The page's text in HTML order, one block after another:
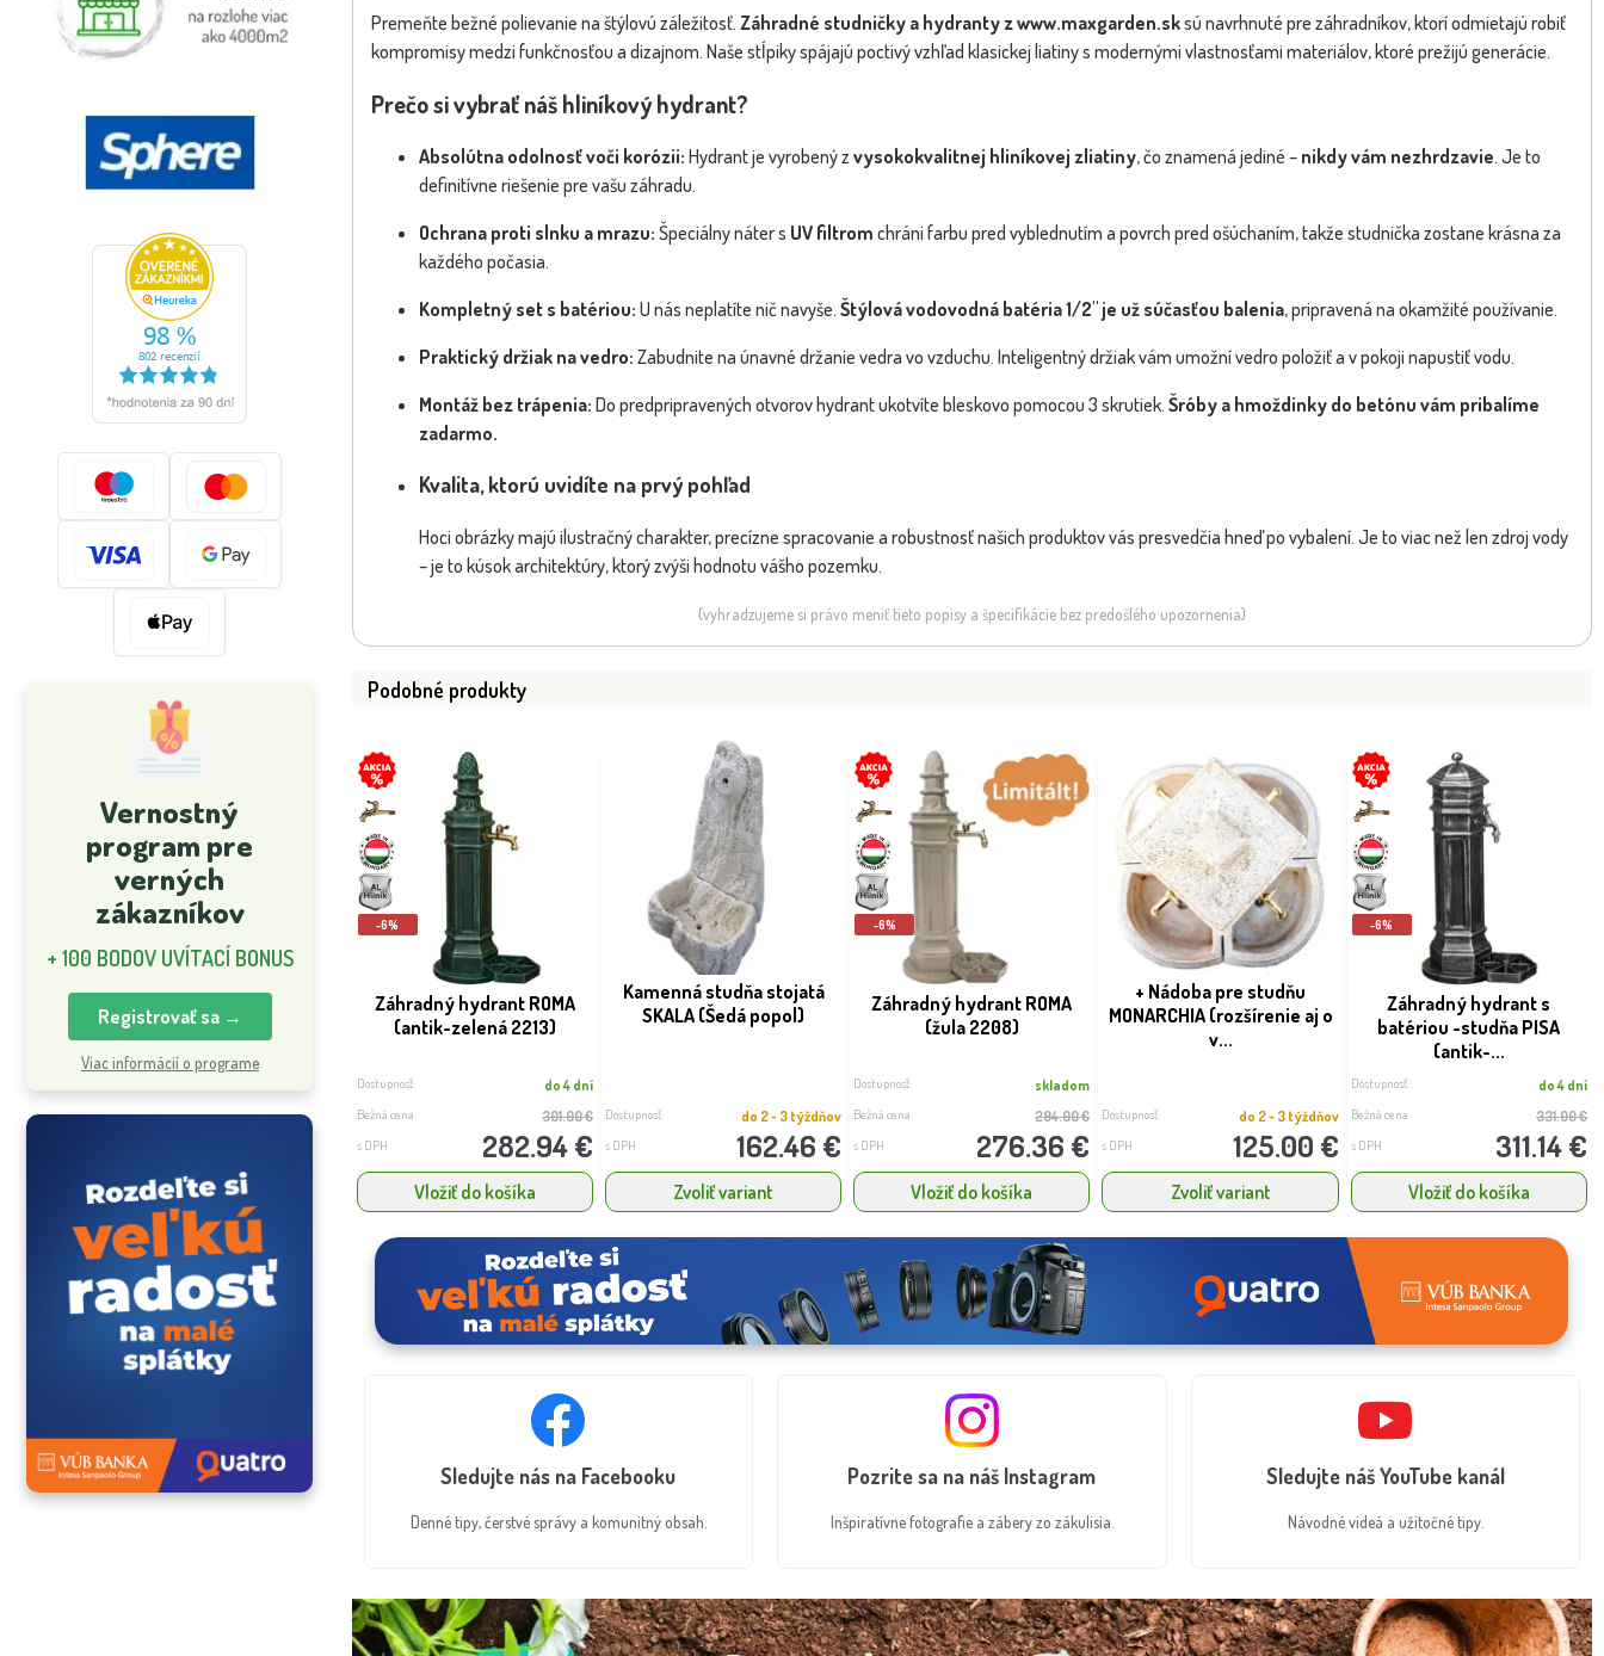
Vernostný
program pre
verných
zákazníkov
+ 100 BODOV UVÍTACÍ BONUS
Registrovať sa →
Viac informácií o programe
Premeňte bežné polievanie na štýlovú záležitosť. Záhradné studničky a hydranty z www.maxgarden.sksú navrhnuté pre záhradníkov, ktorí odmietajú robiť
kompromisy medzi funkčnosťou a dizajnom. Naše stĺpiky spájajú poctivý vzhľad klasickej liatiny s modernými vlastnosťami materiálov, ktoré prežijú generácie.
Prečo si vybrať náš hliníkový hydrant?
Absolútna odolnosť voči korózii: Hydrant je vyrobený z vysokokvalitnej hliníkovej zliatiny, čo znamená jediné – nikdy vám nezhrdzavie. Je to
definitívne riešenie pre vašu záhradu.
Ochrana proti slnku a mrazu: Špeciálny náter s UV filtrom chráni farbu pred vyblednutím a povrch pred ošúchaním, takže studnička zostane krásna za
každého počasia.
Kompletný set s batériou: U nás neplatíte nič navyše. Štýlová vodovodná batéria 1/2" je už súčasťou balenia, pripravená na okamžité používanie.
Praktický držiak na vedro: Zabudnite na únavné držanie vedra vo vzduchu. Inteligentný držiak vám umožní vedro položiť a v pokoji napustiť vodu.
Montáž bez trápenia: Do predpripravených otvorov hydrant ukotvíte bleskovo pomocou 3 skrutiek. Šróby a hmoždinky do betónu vám pribalíme
zadarmo.
Kvalita, ktorú uvidíte na prvý pohľad
Hoci obrázky majú ilustračný charakter, precízne spracovanie a robustnosť našich produktov vás presvedčia hneď po vybalení. Je to viac než len zdroj vody
– je to kúsok architektúry, ktorý zvýši hodnotu vášho pozemku.
(vyhradzujeme si právo meniť tieto popisy a špecifikácie bez predošlého upozornenia)
Podobné produkty
-6%
Záhradný hydrant ROMA
(antik-zelená 2213)
Dostupnosť: do 4 dní
Bežná cena 301.00 €
s DPH 282.94 €
Vložiť do košíka
Kamenná studňa stojatá
SKALA (Šedá popol)
Dostupnosť: do 2 - 3 týždňov
s DPH 162.46 €
Zvoliť variant
-6%
Záhradný hydrant ROMA
(žula 2208)
Dostupnosť: skladom
Bežná cena 294.00 €
s DPH 276.36 €
Vložiť do košíka
+ Nádoba pre studňu
MONARCHIA (rozšírenie aj o
v...
Dostupnosť: do 2 - 3 týždňov
s DPH 125.00 €
Zvoliť variant
-6%
Záhradný hydrant s
batériou -studňa PISA
(antik-...
Dostupnosť: do 4 dní
Bežná cena 331.00 €
s DPH 311.14 €
Vložiť do košíka
Sledujte nás na Facebooku
Denné tipy, čerstvé správy a komunitný obsah.
Pozrite sa na náš Instagram
Inšpiratívne fotografie a zábery zo zákulisia.
Sledujte náš YouTube kanál
Návodné videá a užitočné tipy.